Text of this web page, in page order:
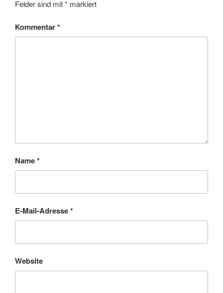
Felder sind mit* markiert
Kommentar*
Name*
E-Mail-Adresse*
Website